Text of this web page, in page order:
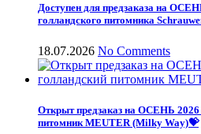
Доступен для предзаказа на
голландского питомника
18.07.2026 No Comments
Открыт предзаказ на ОСЕНЬ 2026
питомник MEUTER (Milky Way)💝